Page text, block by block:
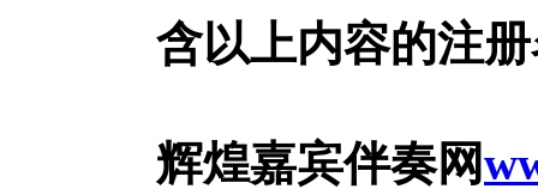
含以上内容的注
辉煌嘉宾伴奏网